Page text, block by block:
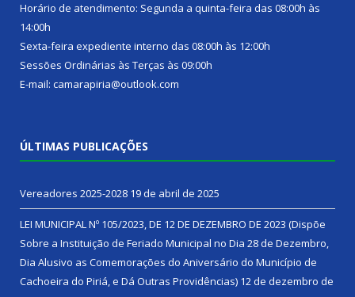
Horário de atendimento: Segunda a quinta-feira das 08:00h às
14:00h
Sexta-feira expediente interno das 08:00h às 12:00h
Sessões Ordinárias às Terças às 09:00h
E-mail: camarapiria@outlook.com
ÚLTIMAS PUBLICAÇÕES
Vereadores 2025-2028 19 de abril de 2025
LEI MUNICIPAL Nº 105/2023, DE 12 DE DEZEMBRO DE 2023 (Dispõe
Sobre a Instituição de Feriado Municipal no Dia 28 de Dezembro,
Dia Alusivo as Comemorações do Aniversário do Município de
Cachoeira do Piriá, e Dá Outras Providências) 12 de dezembro de